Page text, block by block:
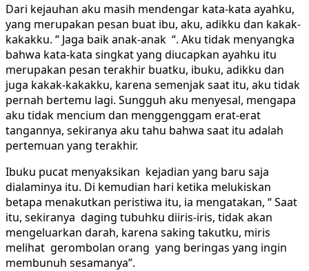
Dari kejauhan aku masih mendengar kata-kata ayahku,
yang merupakan pesan buat ibu, aku, adikku dan kakak-
kakakku. “ Jaga baik anak-anak “. Aku tidak menyangka
bahwa kata-kata singkat yang diucapkan ayahku itu
merupakan pesan terakhir buatku, ibuku, adikku dan
juga kakak-kakakku, karena semenjak saat itu, aku tidak
pernah bertemu lagi. Sungguh aku menyesal, mengapa
aku tidak mencium dan menggenggam erat-erat
tangannya, sekiranya aku tahu bahwa saat itu adalah
pertemuan yang terakhir.
Ibuku pucat menyaksikan kejadian yang baru saja
dialaminya itu. Di kemudian hari ketika melukiskan
betapa menakutkan peristiwa itu, ia mengatakan, “ Saat
itu, sekiranya daging tubuhku diiris-iris, tidak akan
mengeluarkan darah, karena saking takutku, miris
melihat gerombolan orang yang beringas yang ingin
membunuh sesamanya”.